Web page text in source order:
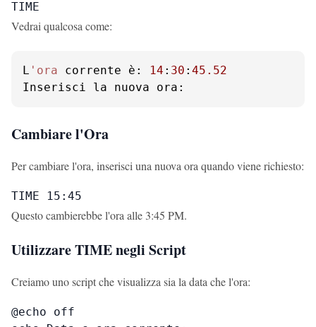
TIME
Vedrai qualcosa come:
L 'ora corrente è: 14 : 30 : 45.52
Inserisci la nuova ora:
Cambiare l'Ora
Per cambiare l'ora, inserisci una nuova ora quando viene richiesto:
TIME 15:45
Questo cambierebbe l'ora alle 3:45 PM.
Utilizzare TIME negli Script
Creiamo uno script che visualizza sia la data che l'ora:
@echo off